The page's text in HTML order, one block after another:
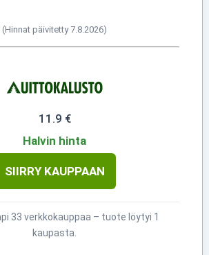
(Hinnat päivitetty 7.8.2026)
11.9 €
Halvin hinta
SIIRRY KAUPPAAN
33 verkkokauppaa – tuote löytyi 1
kaupasta.